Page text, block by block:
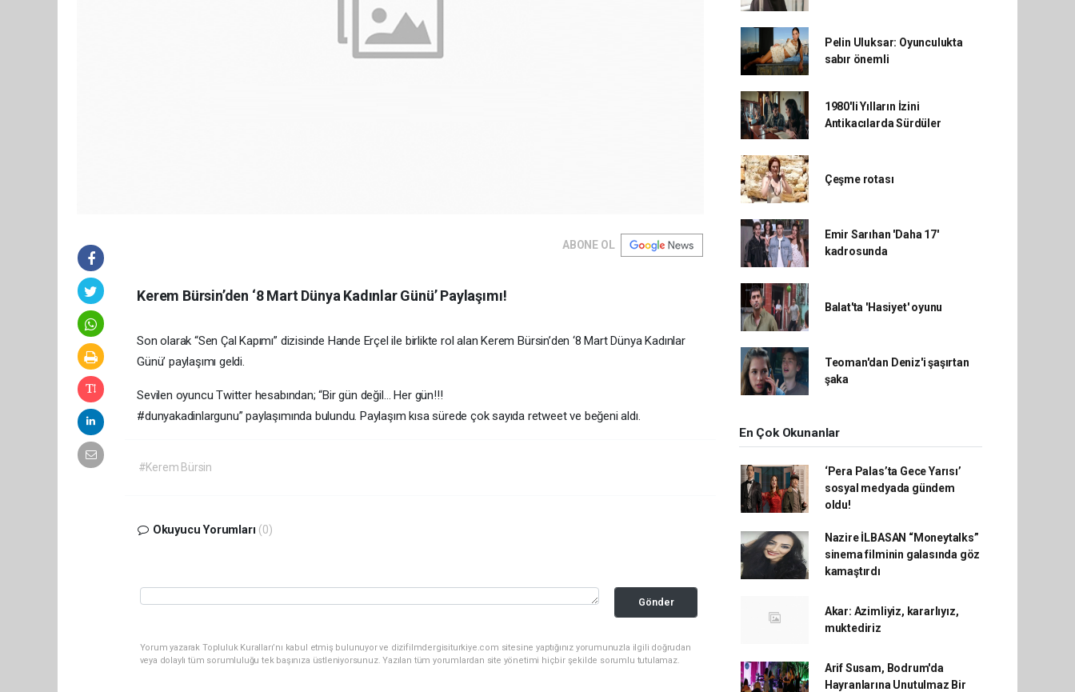
ABONE OL
Kerem Bürsin’den ‘8 Mart Dünya Kadınlar Günü’ Paylaşımı!
Son olarak “Sen Çal Kapımı” dizisinde Hande Erçel ile birlikte rol alan Kerem Bürsin’den ‘8 Mart Dünya Kadınlar
Günü’ paylaşımı geldi.
Sevilen oyuncu Twitter hesabından; “Bir gün değil… Her gün!!!
#dunyakadinlargunu” paylaşımında bulundu. Paylaşım kısa sürede çok sayıda retweet ve beğeni aldı.
#Kerem Bürsin
Okuyucu Yorumları (0)
Gönder
Yorum yazarak Topluluk Kuralları’nı kabul etmiş bulunuyor ve dizifilmdergisiturkiye.com sitesine yaptığınız yorumunuzla ilgili doğrudan
veya dolaylı tüm sorumluluğu tek başınıza üstleniyorsunuz. Yazılan tüm yorumlardan site yönetimi hiçbir şekilde sorumlu tutulamaz.
Pelin Uluksar: Oyunculukta
sabır önemli
1980'li Yılların İzini
Antikacılarda Sürdüler
Çeşme rotası
Emir Sarıhan 'Daha 17'
kadrosunda
Balat'ta 'Hasiyet' oyunu
Teoman'dan Deniz'i şaşırtan
şaka
En Çok Okunanlar
‘Pera Palas’ta Gece Yarısı’
sosyal medyada gündem
oldu!
Nazire İLBASAN “Moneytalks”
sinema filminin galasında göz
kamaştırdı
Akar: Azimliyiz, kararlıyız,
muktediriz
Arif Susam, Bodrum'da
Hayranlarına Unutulmaz Bir